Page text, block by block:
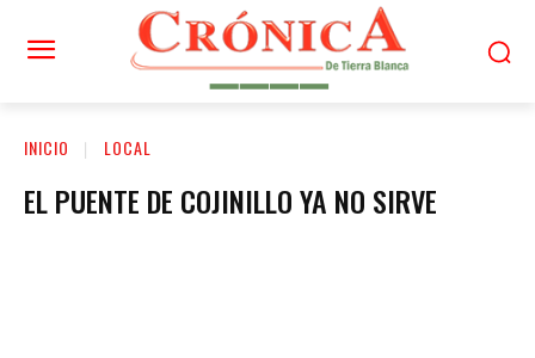
INICIO LOCAL
EL PUENTE DE COJINILLO YA NO SIRVE